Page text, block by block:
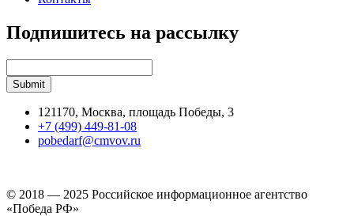
Подпишитесь на рассылку
121170, Москва, площадь Победы, 3
+7 (499) 449-81-08
pobedarf@cmvov.ru
© 2018 — 2025 Российское информационное агентство
«Победа РФ»